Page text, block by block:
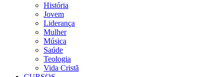
História
Jovem
Liderança
Mulher
Música
Saúde
Teologia
Vida Cristã